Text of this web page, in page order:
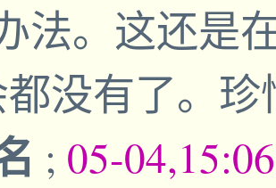
法。这还是
没有了。
; 05-